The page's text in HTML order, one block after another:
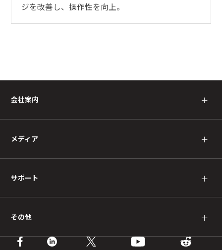
ジを改善し、操作性を向上。
会社案内 ＋
メディア ＋
サポート ＋
その他 ＋